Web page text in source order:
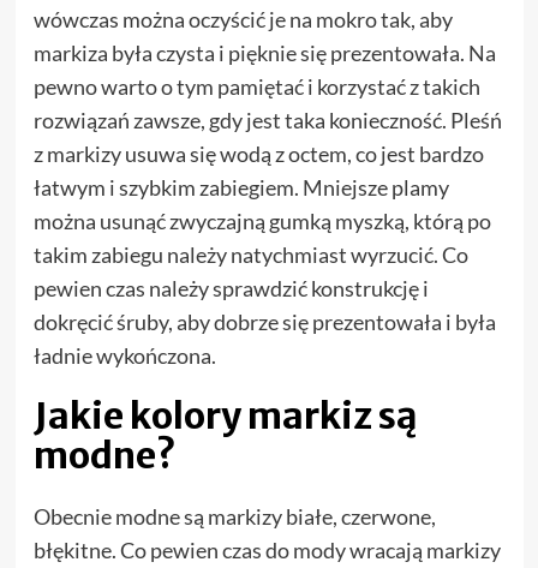
wówczas można oczyścić je na mokro tak, aby
markiza była czysta i pięknie się prezentowała. Na
pewno warto o tym pamiętać i korzystać z takich
rozwiązań zawsze, gdy jest taka konieczność. Pleśń
z markizy usuwa się wodą z octem, co jest bardzo
łatwym i szybkim zabiegiem. Mniejsze plamy
można usunąć zwyczajną gumką myszką, którą po
takim zabiegu należy natychmiast wyrzucić. Co
pewien czas należy sprawdzić konstrukcję i
dokręcić śruby, aby dobrze się prezentowała i była
ładnie wykończona.
Jakie kolory markiz są
modne?
Obecnie modne są markizy białe, czerwone,
błękitne. Co pewien czas do mody wracają markizy